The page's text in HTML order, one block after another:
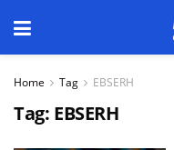
Home Tag EBSERH
Tag: EBSERH